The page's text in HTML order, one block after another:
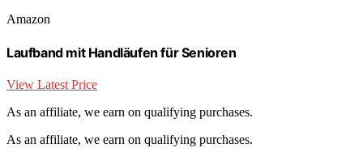
Amazon
Laufband mit Handläufen für Senioren
View Latest Price
As an affiliate, we earn on qualifying purchases.
As an affiliate, we earn on qualifying purchases.